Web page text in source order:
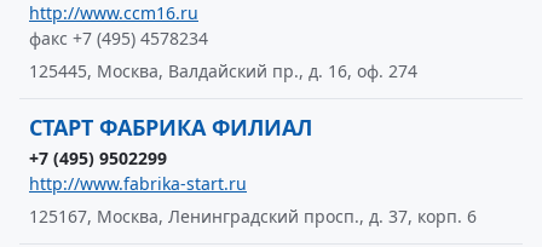
http://www.ccm16.ru
факс +7 (495) 4578234
125445, Москва, Валдайский пр., д. 16, оф. 274
СТАРТ ФАБРИКА ФИЛИАЛ
+7 (495) 9502299
http://www.fabrika-start.ru
125167, Москва, Ленинградский просп., д. 37, корп. 6